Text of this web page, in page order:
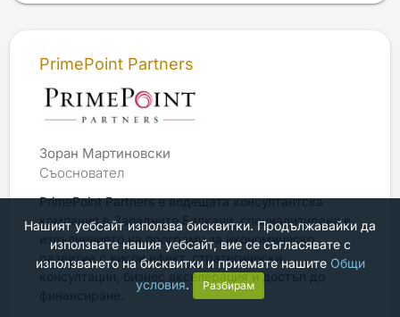
PrimePoint Partners
Зоран Мартиновски
Съосновател
PrimePoint Partners е водещата консултантска
компания в Западните Балкани, специализирана в
изпълнението на програми за икономическо
развитие с висок ефект, стратегически
консултации, бизнес акселерация и достъп до
Нашият уебсайт използва бисквитки. Продължавайки да
използвате нашия уебсайт, вие се съгласявате с
използването на бисквитки и приемате нашите Общи
условия. Разбирам